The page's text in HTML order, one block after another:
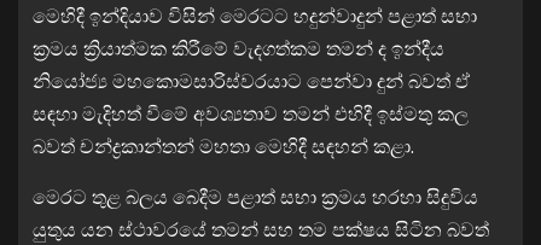
මෙහිදී ඉන්දියාව විසින් මෙරටට හදුන්වාදුන් පළාත් සභා
ක්‍රමය ක්‍රියාත්මක කිරීමේ වැදගත්කම තමන් ද ඉන්දීය
නියෝජ්‍ය මහකොමසාරිස්වරයාට පෙන්වා දුන් බවත් ඒ
සඳහා මැදිහත් වීමේ අවශ්‍යතාව තමන් එහිදී ඉස්මතු කල
බවත් චන්ද්‍රකාන්තන් මහතා මෙහිදී සඳහන් කළා.
මෙරට තුළ බලය බෙදීම පළාත් සභා ක්‍රමය හරහා සිදුවිය
යුතුය යන ස්ථාවරයේ තමන් සහ තම පක්ෂය සිටින බවත්